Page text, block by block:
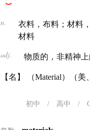
n.
衣料，布料；材料
材料
adj. 物质的，非精神
【名】 （Material）（
初中 / 高中 /